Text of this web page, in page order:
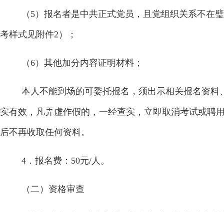
（ 5）报名者是中共正式党员，且党组织关系不在
考样式见附件2 ）；
（6）其他加分内容证明材料；
本人不能到场的可委托报名，须出示相关报名资
实有效，凡弄虚作假的，一经查实，立即取消考试或聘
后不再收取任何资料。
4 ．报名费： 50元/人。
（二）资格审查